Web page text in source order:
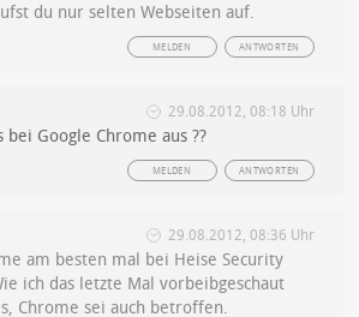
du nur selten Webseiten auf.
ANTWORTEN
MELDEN
29.08.2012, 08:18 Uhr
bei Google Chrome aus ??
ANTWORTEN
MELDEN
29.08.2012, 08:36 Uhr
am besten mal bei Heise Security
ich das letzte Mal vorbeibgeschaut
Chrome sei auch betroffen.